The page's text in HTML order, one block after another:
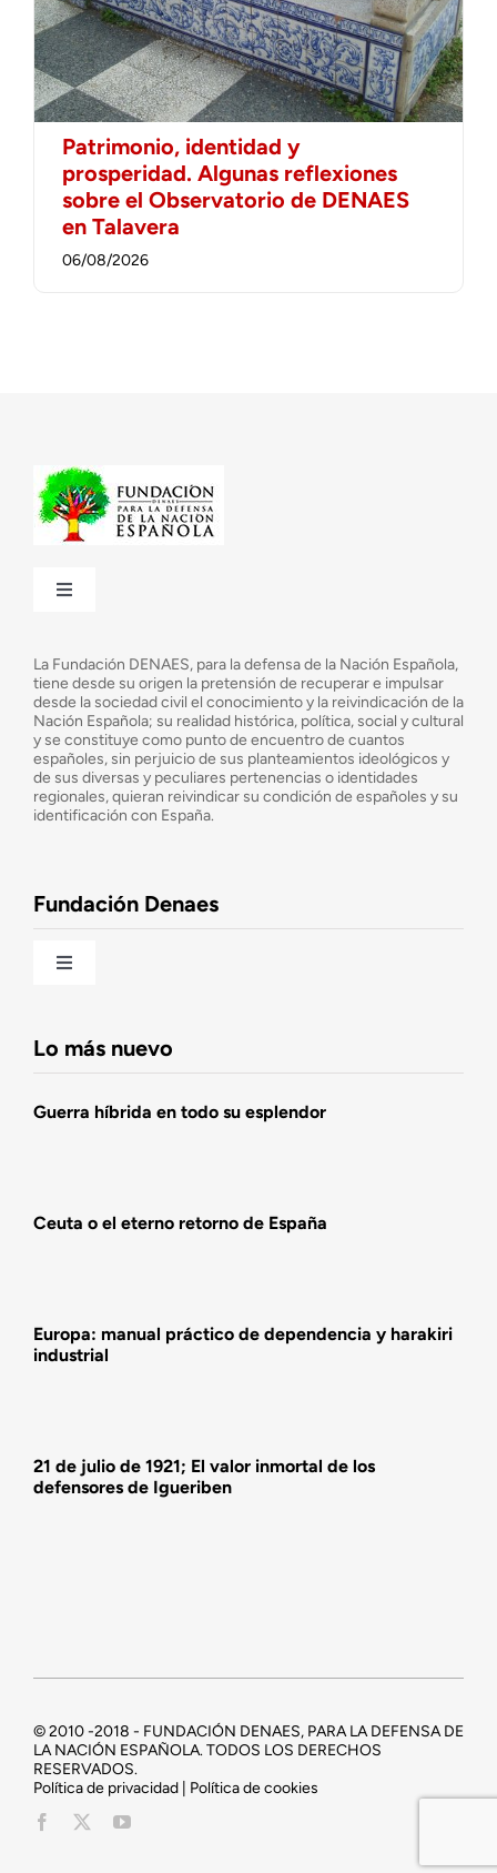
Patrimonio, identidad y
prosperidad. Algunas reflexiones
sobre el Observatorio de DENAES
en Talavera
06/08/2026
Toggle
¿Cuáles son nuestros objetivos?
Consejo Asesor
La Fundación DENAES, para la defensa de la Nación Española,
tiene desde su origen la pretensión de recuperar e impulsar
desde la sociedad civil el conocimiento y la reivindicación de la
Nación Española; su realidad histórica, política, social y cultural
y se constituye como punto de encuentro de cuantos
españoles, sin perjuicio de sus planteamientos ideológicos y
de sus diversas y peculiares pertenencias o identidades
regionales, quieran reivindicar su condición de españoles y su
identificación con España.
Fundación Denaes
Toggle
Lo más nuevo
Guerra híbrida en todo su esplendor
Ceuta o el eterno retorno de España
Europa: manual práctico de dependencia y harakiri
industrial
21 de julio de 1921; El valor inmortal de los
defensores de Igueriben
© 2010 -2018 - FUNDACIÓN DENAES, PARA LA DEFENSA DE
LA NACIÓN ESPAÑOLA. TODOS LOS DERECHOS
RESERVADOS.
Política de privacidad | Política de cookies